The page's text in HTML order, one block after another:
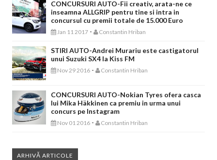
CONCURSURI AUTO-Fii creativ, arata-ne ce
inseamna ALLGRIP pentru tine si intra in
concursul cu premii totale de 15.000 Euro
Jan 11 2017 - Constantin Hriban
STIRI AUTO-Andrei Murariu este castigatorul
unui Suzuki SX4 la Kiss FM
Nov 29 2016 - Constantin Hriban
CONCURSURI AUTO-Nokian Tyres ofera casca
lui Mika Häkkinen ca premiu in urma unui
concurs pe Instagram
Nov 01 2016 - Constantin Hriban
ARHIVĂ ARTICOLE